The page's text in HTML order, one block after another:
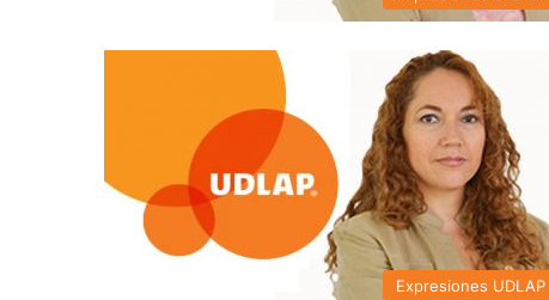
Expresiones UDLAP